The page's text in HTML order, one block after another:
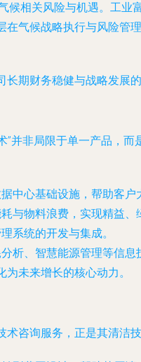
相关风险与机遇。工业
气候战略执行与风险管
期财务稳健与战略发展的
”并非局限于单一产品，
中心基础设施，帮助客户
与物料浪费，实现精益、
系统的开发与集成。
析、智慧能源管理等信息
未来增长的核心动力。
术咨询服务 ，正是其清洁